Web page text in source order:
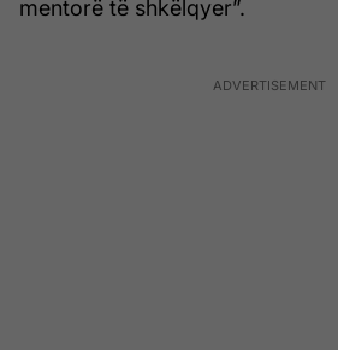
mentorë të shkëlqyer”.